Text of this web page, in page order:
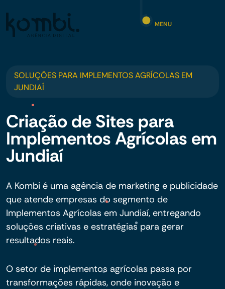
MENU
SOLUÇÕES PARA IMPLEMENTOS AGRÍCOLAS EM
JUNDIAÍ
Criação de Sites para
Implementos Agrícolas em
Jundiaí
A Kombi é uma agência de marketing e publicidade
que atende empresas do segmento de
Implementos Agrícolas em Jundiaí, entregando
soluções criativas e estratégias para gerar
resultados reais.
O setor de implementos agrícolas passa por
transformações rápidas, onde inovação e